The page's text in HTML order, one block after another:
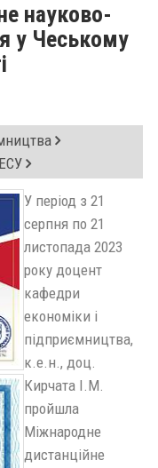
науково-
у Чеському
У період з 21
серпня по 21
листопада 2023
року доцент
кафедри
економіки і
підприємництва,
к.е.н., доц.
Кирчата І.М.
пройшла
Міжнародне
дистанційне